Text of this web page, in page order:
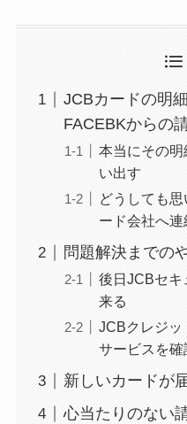
JCBカードの明
FACEBKからの
本当にその
い出す
どうしても
ード会社へ連
問題解決までの
後日JCBセキ
来る
JCBクレジッ
サービスを確
新しいカードが
心当たりのない